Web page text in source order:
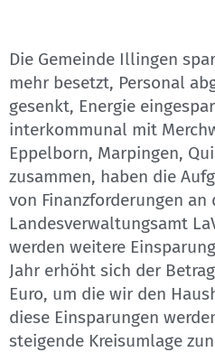
Die Gemeinde Illingen
mehr besetzt, Personal
gesenkt, Energie
interkommunal mit
Eppelborn, Marpingen,
zusammen, haben die
von Finanzforderungen an
Landesverwaltungsamt
werden weitere
Jahr erhöht sich der
Euro, um die wir den
diese Einsparungen
steigende Kreisumlage